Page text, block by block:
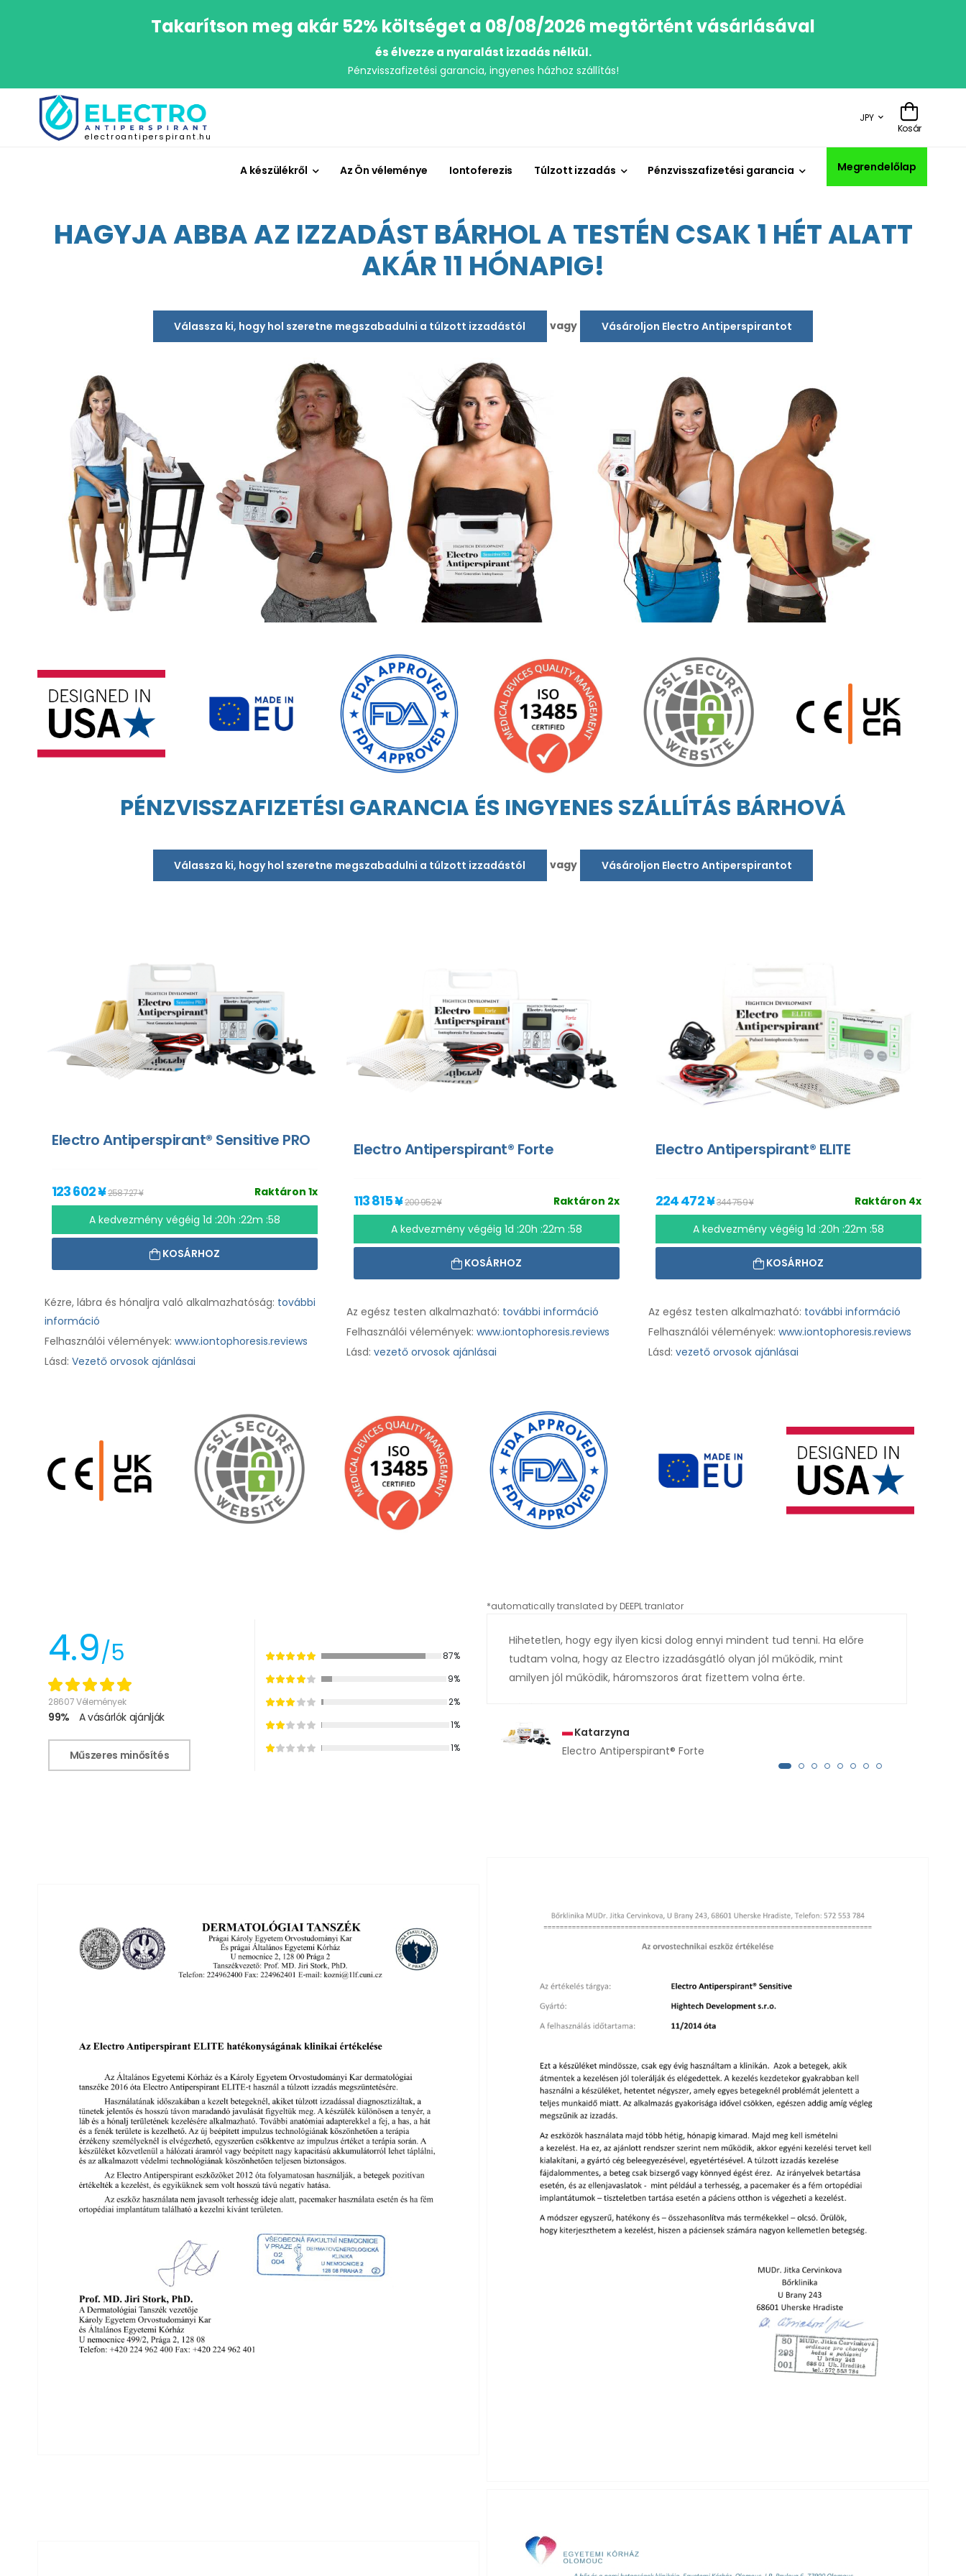
Takarítson meg akár 52% költséget a 08/08/2026 megtörtént vásárlásával
és élvezze a nyaralást izzadás nélkül.
Pénzvisszafizetési garancia, ingyenes házhoz szállítás!
electroantiperspirant.hu
JPY
Kosár
A készülékről Az Ön véleménye Iontoferezis Túlzott izzadás Pénzvisszafizetési garancia Megrendelőlap
HAGYJA ABBA AZ IZZADÁST BÁRHOL A TESTÉN CSAK 1 HÉT ALATT
AKÁR 11 HÓNAPIG!
Válassza ki, hogy hol szeretne megszabadulni a túlzott izzadástól vagy Vásároljon Electro Antiperspirantot
PÉNZVISSZAFIZETÉSI GARANCIA ÉS INGYENES SZÁLLÍTÁS BÁRHOVÁ
Válassza ki, hogy hol szeretne megszabadulni a túlzott izzadástól vagy Vásároljon Electro Antiperspirantot
Electro Antiperspirant® Sensitive PRO
Raktáron 1x
123 602 ¥258 727 ¥
A kedvezmény végéig 1d :20h :22m :57
KOSÁRHOZ
Kézre, lábra és hónaljra való alkalmazhatóság: további
információ
Felhasználói vélemények: www.iontophoresis.reviews
Lásd: Vezető orvosok ajánlásai
Electro Antiperspirant® Forte
Raktáron 2x
113 815 ¥200 952 ¥
A kedvezmény végéig 1d :20h :22m :57
KOSÁRHOZ
Az egész testen alkalmazható: további információ
Felhasználói vélemények: www.iontophoresis.reviews
Lásd: vezető orvosok ajánlásai
Electro Antiperspirant® ELITE
Raktáron 4x
224 472 ¥344 759 ¥
A kedvezmény végéig 1d :20h :22m :57
KOSÁRHOZ
Az egész testen alkalmazható: további információ
Felhasználói vélemények: www.iontophoresis.reviews
Lásd: vezető orvosok ajánlásai
4.9/5
28607 Vélemények
99% A vásárlók ajánlják
Műszeres minősítés
87%
9%
2%
1%
1%
*automatically translated by DEEPL tranlator
Hihetetlen, hogy egy ilyen kicsi dolog ennyi mindent tud tenni. Ha előre
tudtam volna, hogy az Electro izzadásgátló olyan jól működik, mint
amilyen jól működik, háromszoros árat fizettem volna érte.
Katarzyna
Electro Antiperspirant® Forte